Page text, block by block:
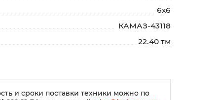
6х6
КАМАЗ-43118
22.40 тм
и сроки поставки техники можно по